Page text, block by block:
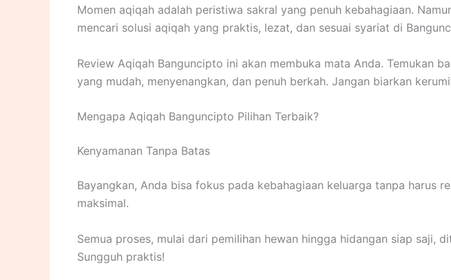
Momen aqiqah adalah peristiwa sakral yang penuh kebahagiaan.
mencari solusi aqiqah yang praktis, lezat, dan sesuai syariat di
Review Aqiqah Banguncipto ini akan membuka mata Anda. Temukan
yang mudah, menyenangkan, dan penuh berkah. Jangan biarkan
Mengapa Aqiqah Banguncipto Pilihan Terbaik?
Kenyamanan Tanpa Batas
Bayangkan, Anda bisa fokus pada kebahagiaan keluarga tanpa harus
maksimal.
Semua proses, mulai dari pemilihan hewan hingga hidangan siap saji,
Sungguh praktis!